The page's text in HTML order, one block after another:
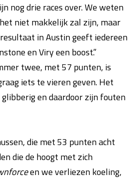
nog drie races over. We weten
niet makkelijk zal zijn, maar
in Austin geeft iedereen
en Viry een boost.”
twee, met 57 punten, is
iets te vieren geven. Het
glibberig en daardoor zijn fouten
die met 53 punten acht
die de hoogt met zich
en we verliezen koeling,